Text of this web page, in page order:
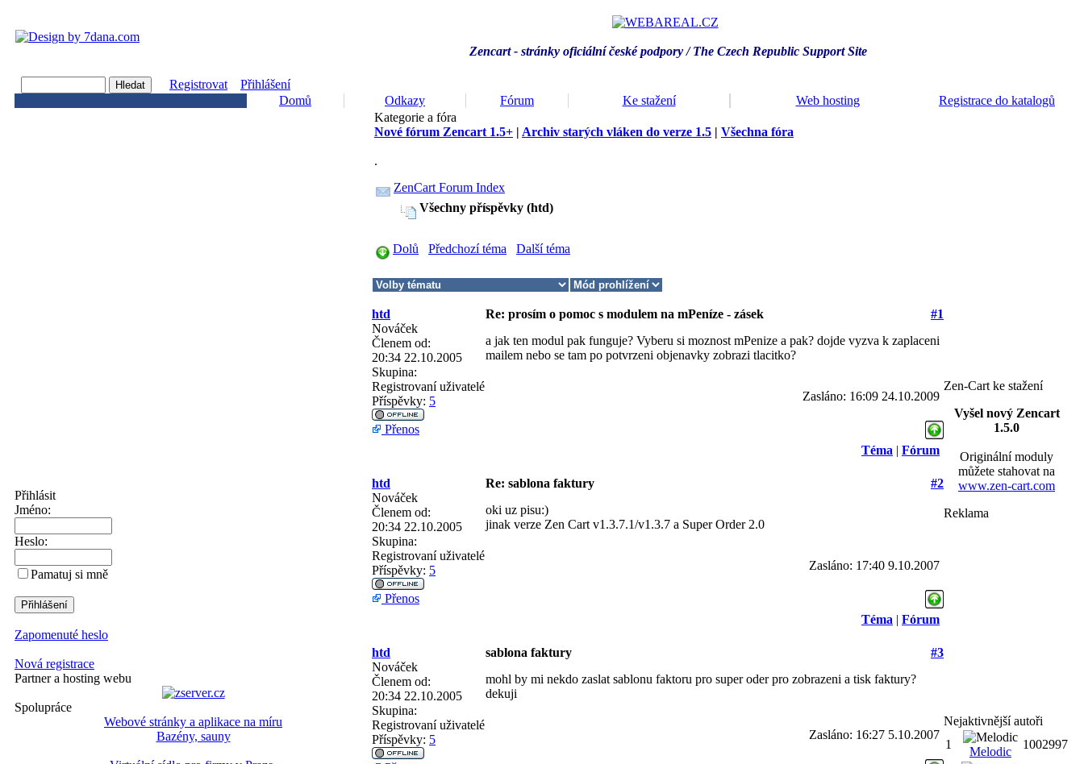
Zencart - stránky oficiální české podpory / The Czech Republic Support Site
Registrovat
Přihlášení
Domů
Odkazy Fórum Ke stažení Web hosting Registrace do katalogů
Přihlásit
Jméno:
Heslo:
Pamatuj si mně
Zapomenuté heslo
Nová registrace
Partner a hosting webu
Spolupráce
Webové stránky a aplikace na míru
Bazény, sauny
Kategorie a fóra
Nové fórum Zencart 1.5+ | Archiv starých vláken do verze 1.5 | Všechna fóra
.
ZenCart Forum Index
Všechny příspěvky (htd)
Dolů Předchozí téma Další téma
htd Re: prosím o pomoc s modulem na mPeníze - zásek
#1
Nováček
Členem od:
20:34 22.10.2005
Skupina:
Registrovaní uživatelé
Příspěvky: 5
a jak ten modul pak funguje? Vyberu si moznost mPenize a pak? dojde vyzva k zaplaceni
mailem nebo se tam po potvrzeni objenavky zobrazi tlacitko?
Zasláno: 16:09 24.10.2009
Přenos
Téma | Fórum
htd Re: sablona faktury
#2
Nováček
Členem od:
20:34 22.10.2005
Skupina:
Registrovaní uživatelé
Příspěvky: 5
oki uz pisu:)
jinak verze Zen Cart v1.3.7.1/v1.3.7 a Super Order 2.0
Zasláno: 17:40 9.10.2007
Přenos
Téma | Fórum
htd sablona faktury
#3
Nováček
Členem od:
20:34 22.10.2005
Skupina:
Registrovaní uživatelé
Příspěvky: 5
mohl by mi nekdo zaslat sablonu faktoru pro super oder pro zobrazeni a tisk faktury?
dekuji
Zasláno: 16:27 5.10.2007
Zen-Cart ke stažení
Vyšel nový Zencart
1.5.0
Originální moduly
můžete stahovat na
www.zen-cart.com
Reklama
Nejaktivnější autoři
1
Melodic
1002997